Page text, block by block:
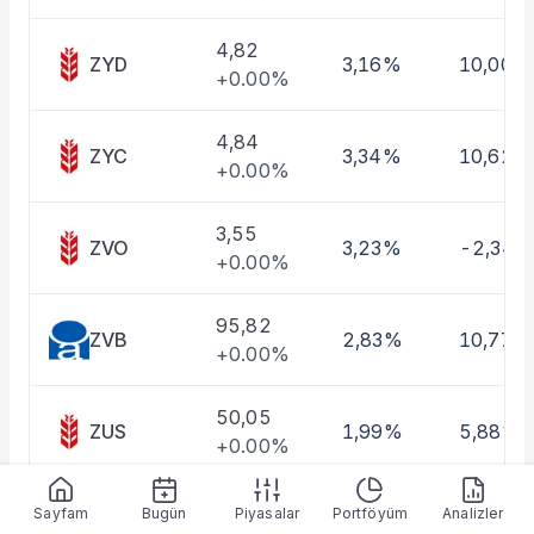
ZYD
4,82
+0.00%
3,16% 10,00%
ZYC
4,84
+0.00%
3,34% 10,62%
ZVO
3,55
+0.00%
3,23% -2,34%
ZVB
95,82
+0.00%
2,83% 10,77%
ZUS
50,05
+0.00%
1,99% 5,88%
5,06
2,73% 8,64%
Sayfam Bugün Piyasalar Portföyüm Analizler